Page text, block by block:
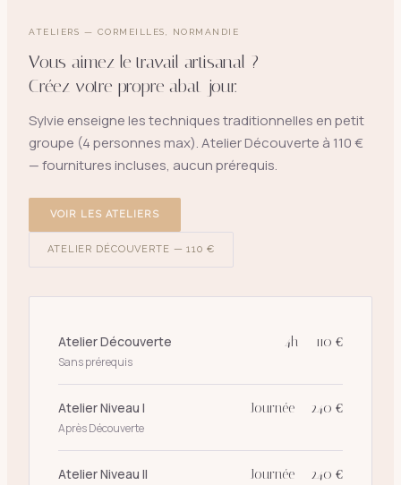
ATELIERS — CORMEILLES, NORMANDIE
Vous aimez le travail artisanal ?
Créez votre propre abat-jour.
Sylvie enseigne les techniques traditionnelles en petit
groupe (4 personnes max). Atelier Découverte à 110 €
— fournitures incluses, aucun prérequis.
VOIR LES ATELIERS
ATELIER DÉCOUVERTE — 110 €
Atelier Découverte
Sans prérequis
4h — 110 €
Atelier Niveau I
Après Découverte
Journée — 240 €
Atelier Niveau II Journée — 240 €